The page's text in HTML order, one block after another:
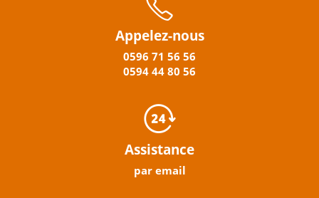
Appelez-nous
0596 71 56 56
0594 44 80 56
Assistance
par email